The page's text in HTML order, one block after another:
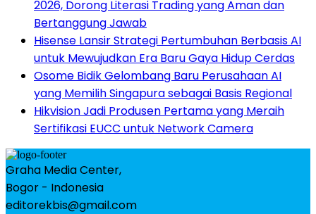
2026, Dorong Literasi Trading yang Aman dan
Bertanggung Jawab
Hisense Lansir Strategi Pertumbuhan Berbasis AI
untuk Mewujudkan Era Baru Gaya Hidup Cerdas
Osome Bidik Gelombang Baru Perusahaan AI
yang Memilih Singapura sebagai Basis Regional
Hikvision Jadi Produsen Pertama yang Meraih
Sertifikasi EUCC untuk Network Camera
Graha Media Center,
Bogor - Indonesia
editorekbis@gmail.com